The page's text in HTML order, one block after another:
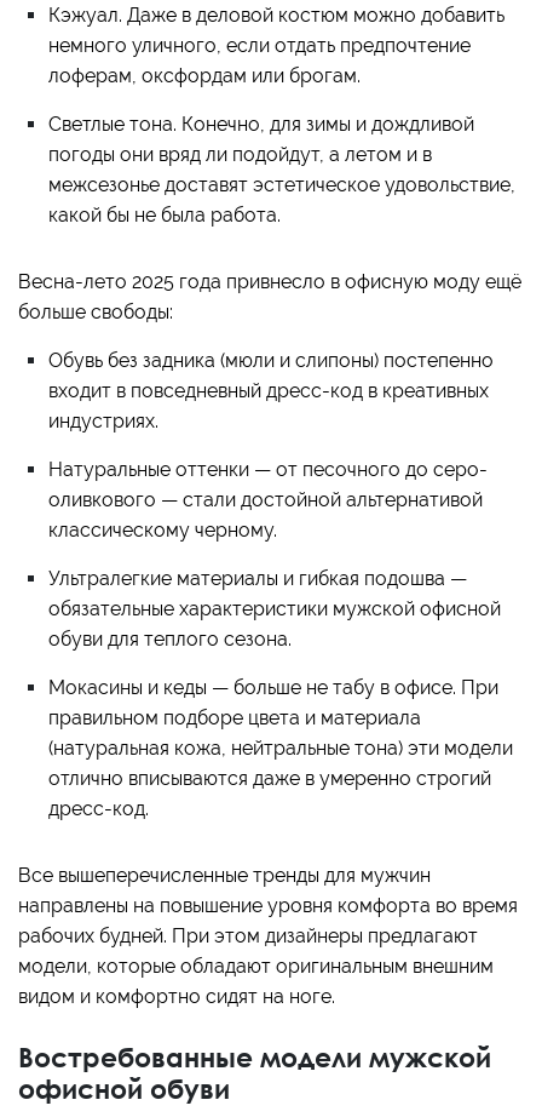
Кэжуал. Даже в деловой костюм можно добавить
немного уличного, если отдать предпочтение
лоферам, оксфордам или брогам.
Светлые тона. Конечно, для зимы и дождливой
погоды они вряд ли подойдут, а летом и в
межсезонье доставят эстетическое удовольствие,
какой бы не была работа.
Весна-лето 2025 года привнесло в офисную моду ещё
больше свободы:
Обувь без задника (мюли и слипоны) постепенно
входит в повседневный дресс-код в креативных
индустриях.
Натуральные оттенки — от песочного до серо-
оливкового — стали достойной альтернативой
классическому черному.
Ультралегкие материалы и гибкая подошва —
обязательные характеристики мужской офисной
обуви для теплого сезона.
Мокасины и кеды — больше не табу в офисе. При
правильном подборе цвета и материала
(натуральная кожа, нейтральные тона) эти модели
отлично вписываются даже в умеренно строгий
дресс-код.
Все вышеперечисленные тренды для мужчин
направлены на повышение уровня комфорта во время
рабочих будней. При этом дизайнеры предлагают
модели, которые обладают оригинальным внешним
видом и комфортно сидят на ноге.
Востребованные модели мужской
офисной обуви